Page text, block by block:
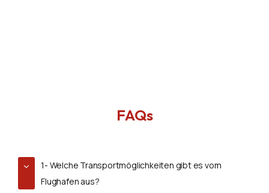
FAQs
1- Welche Transportmöglichkeiten gibt es vom
Flughafen aus?